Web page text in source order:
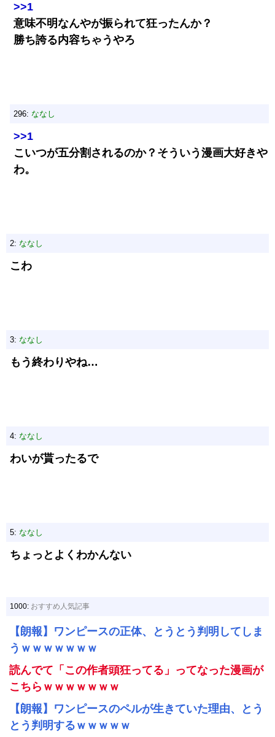
>>1
意味不明なんやが振られて狂ったんか？
勝ち誇る内容ちゃうやろ
296: ななし
>>1
こいつが五分割されるのか？そういう漫画大好きや
わ。
2: ななし
こわ
3: ななし
もう終わりやね…
4: ななし
わいが貰ったるで
5: ななし
ちょっとよくわかんない
1000: おすすめ人気記事
【朗報】ワンピースの正体、とうとう判明してしま
うｗｗｗｗｗｗｗ
読んでて「この作者頭狂ってる」ってなった漫画が
こちらｗｗｗｗｗｗｗ
【朗報】ワンピースのペルが生きていた理由、とう
とう判明するｗｗｗｗｗ